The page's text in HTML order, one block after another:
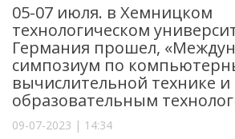
05-07 июля. в Хемницком
технологическом
Германия прошел,
симпозиум по
вычислительной технике и
образовательным
09-07-2023 | 14:34